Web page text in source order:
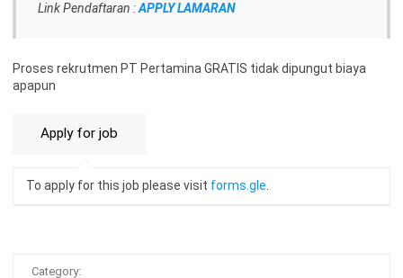
Link Pendaftaran :APPLY LAMARAN
Proses rekrutmen PT Pertamina GRATIS tidak dipungut biaya
apapun
To apply for this job please visit forms.gle.
Category: